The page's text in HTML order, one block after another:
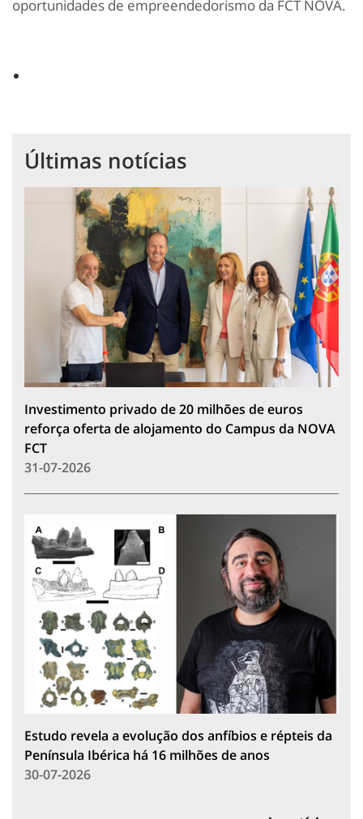
oportunidades de empreendedorismo da FCT NOVA.
Últimas notícias
Investimento privado de 20 milhões de euros
reforça oferta de alojamento do Campus da NOVA
FCT
31-07-2026
Estudo revela a evolução dos anfíbios e répteis da
Península Ibérica há 16 milhões de anos
30-07-2026